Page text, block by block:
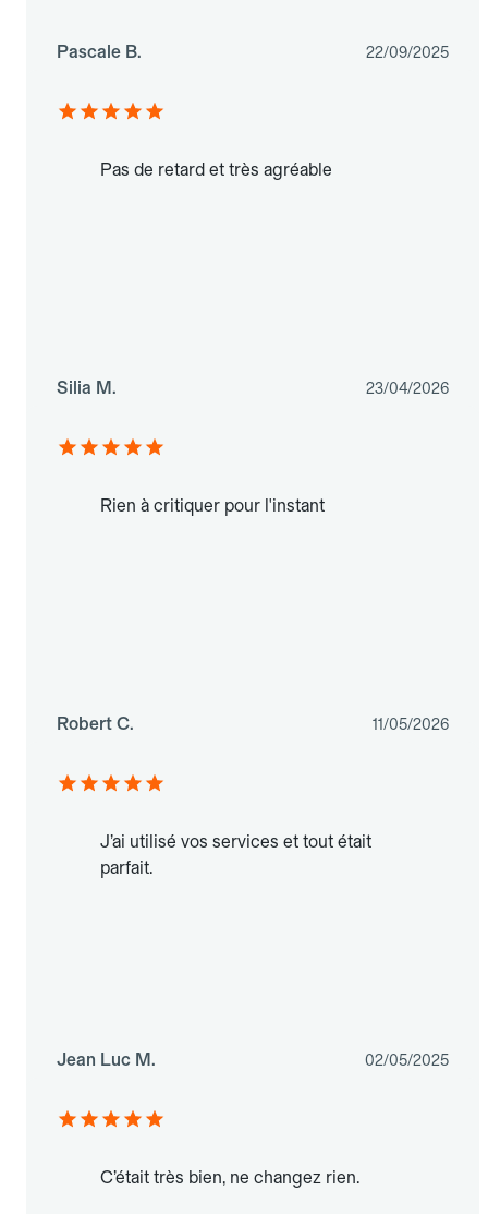
Pascale B. 22/09/2025
Pas de retard et très agréable
Silia M. 23/04/2026
Rien à critiquer pour l'instant
Robert C. 11/05/2026
J’ai utilisé vos services et tout était
parfait.
Jean Luc M. 02/05/2025
C’était très bien, ne changez rien.